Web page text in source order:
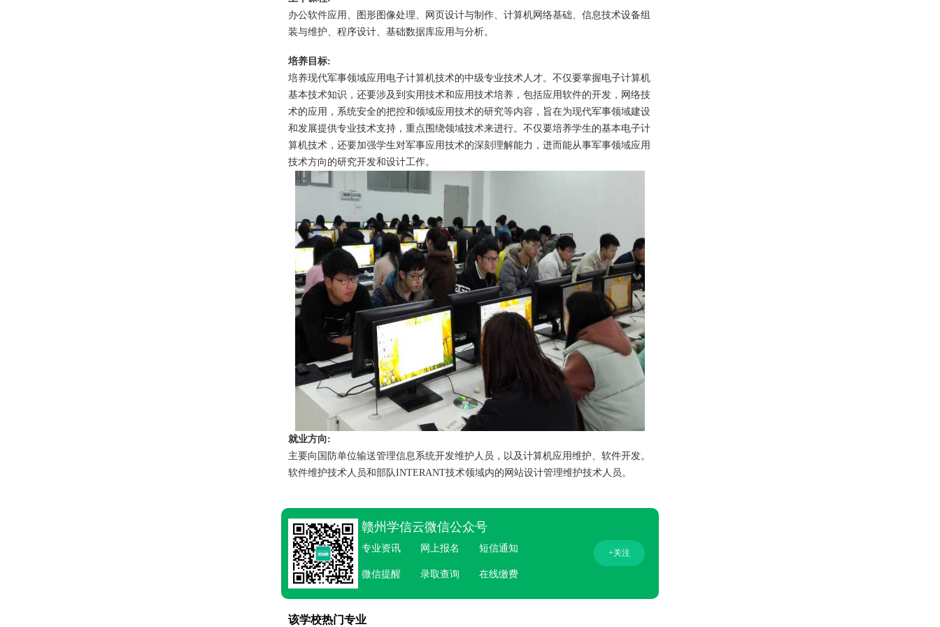
办公软件应用、图形图像处理、网页设计与制作、计算机网络基础、信息技术设备组
装与维护、程序设计、基础数据库应用与分析。
培养目标:
培养现代军事领域应用电子计算机技术的中级专业技术人才。不仅要掌握电子计算机
基本技术知识，还要涉及到实用技术和应用技术培养，包括应用软件的开发，网络技
术的应用，系统安全的把控和领域应用技术的研究等内容，旨在为现代军事领域建设
和发展提供专业技术支持，重点围绕领域技术来进行。不仅要培养学生的基本电子计
算机技术，还要加强学生对军事应用技术的深刻理解能力，迸而能从事军事领域应用
技术方向的研究开发和设计工作。
就业方向:
主要向国防单位输送管理信息系统开发维护人员，以及计算机应用维护、软件开发。
软件维护技术人员和部队INTERANT技术领域内的网站设计管理维护技术人员。
赣州学信云微信公众号
专业资讯 网上报名 短信通知
微信提醒 录取查询 在线缴费
+关注
该学校热门专业